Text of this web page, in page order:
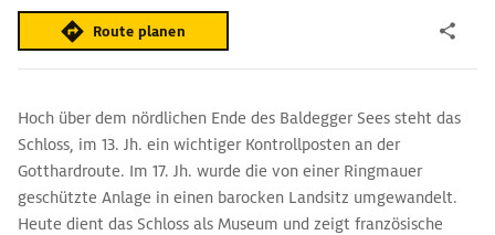
Route planen
Hoch über dem nördlichen Ende des Baldegger Sees steht das
Schloss, im 13. Jh. ein wichtiger Kontrollposten an der
Gotthardroute. Im 17. Jh. wurde die von einer Ringmauer
geschützte Anlage in einen barocken Landsitz umgewandelt.
Heute dient das Schloss als Museum und zeigt französische